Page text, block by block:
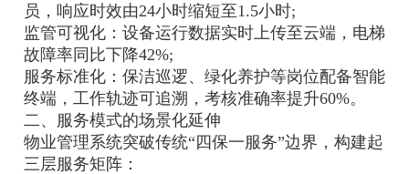
员，响应时效由24小时缩短至1.5小时‌;
‌监管可视化‌：设备运行数据实时上传至云端，电梯
故障率同比下降42%‌;
‌服务标准化‌：保洁巡逻、绿化养护等岗位配备智能
终端，工作轨迹可追溯，考核准确率提升60%‌。
二、服务模式的场景化延伸
物业管理系统突破传统“四保一服务”边界，构建起
三层服务矩阵：